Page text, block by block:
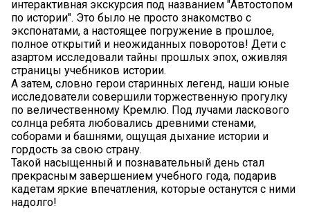
интерактивная экскурсия под названием "Автостопом
по истории". Это было не просто знакомство с
экспонатами, а настоящее погружение в прошлое,
полное открытий и неожиданных поворотов! Дети с
азартом исследовали тайны прошлых эпох, оживляя
страницы учебников истории.
А затем, словно герои старинных легенд, наши юные
исследователи совершили торжественную прогулку
по величественному Кремлю. Под лучами ласкового
солнца ребята любовались древними стенами,
соборами и башнями, ощущая дыхание истории и
гордость за свою страну.
Такой насыщенный и познавательный день стал
прекрасным завершением учебного года, подарив
кадетам яркие впечатления, которые останутся с ними
надолго!